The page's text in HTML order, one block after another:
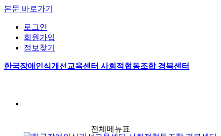
본문 바로가기
로그인
회원가입
정보찾기
한국장애인식개선교육센터 사회적협동조합 경북센터
전체메뉴표